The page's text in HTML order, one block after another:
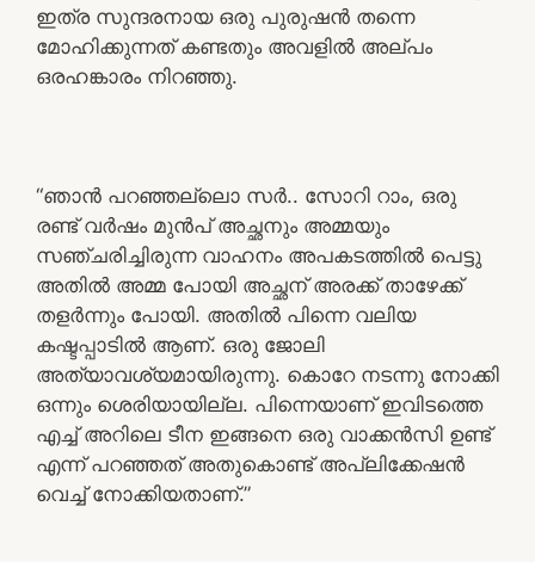
ഇത്ര സുന്ദരനായ ഒരു പുരുഷൻ തന്നെ
മോഹിക്കുന്നത് കണ്ടതും അവളിൽ അല്പം
ഒരഹങ്കാരം നിറഞ്ഞു.
“ഞാൻ പറഞ്ഞല്ലൊ സർ.. സോറി റാം, ഒരു
രണ്ട് വർഷം മുൻപ് അച്ഛനും അമ്മയും
സഞ്ചരിച്ചിരുന്ന വാഹനം അപകടത്തിൽ പെട്ടു
അതിൽ അമ്മ പോയി അച്ഛന് അരക്ക് താഴേക്ക്
തളർന്നും പോയി. അതിൽ പിന്നെ വലിയ
കഷ്ടപ്പാടിൽ ആണ്. ഒരു ജോലി
അത്യാവശ്യമായിരുന്നു. കൊറേ നടന്നു നോക്കി
ഒന്നും ശെരിയായില്ല. പിന്നെയാണ് ഇവിടത്തെ
എച്ച് അറിലെ ടീന ഇങ്ങനെ ഒരു വാക്കൻസി ഉണ്ട്
എന്ന് പറഞ്ഞത് അതുകൊണ്ട് അപ്ലിക്കേഷൻ
വെച്ച് നോക്കിയതാണ്.”